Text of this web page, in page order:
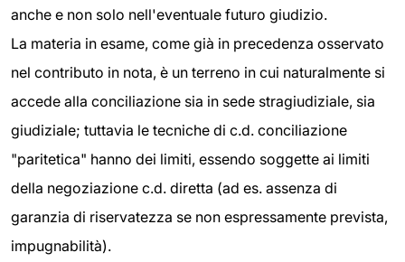
anche e non solo nell'eventuale futuro giudizio.
La materia in esame, come già in precedenza osservato
nel contributo in nota, è un terreno in cui naturalmente si
accede alla conciliazione sia in sede stragiudiziale, sia
giudiziale; tuttavia le tecniche di c.d. conciliazione
"paritetica" hanno dei limiti, essendo soggette ai limiti
della negoziazione c.d. diretta (ad es. assenza di
garanzia di riservatezza se non espressamente prevista,
impugnabilità).